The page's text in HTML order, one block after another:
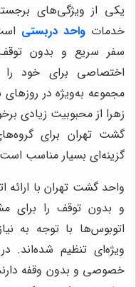
یکی از ویژگی‌های
خدمات واحد دربستی
سفر سریع و بدون توقف
اختصاصی برای خود
مجموعه به‌ویژه در
زهرا از محبوبیت زیادی
گشت تهران برای
گزینه‌ای بسیار مناسب
واحد گشت تهران با
و بدون توقف را برای
اتوبوس‌ها با توجه به
ویژه‌ای تنظیم شده‌اند.
خصوصی و بدون وقفه